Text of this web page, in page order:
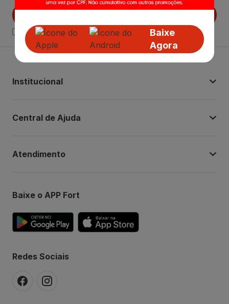
Baixe
Agora
Declaro estar ciente dasPoliticas de Privacidade.
Institucional
Central de Ajuda
Atendimento
Baixe o APP Fort
Redes Sociais